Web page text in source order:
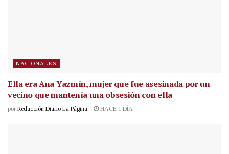
NACIONALES
Ella era Ana Yazmín, mujer que fue asesinada por un
vecino que mantenía una obsesión con ella
por Redacción Diario La Página HACE 1 DÍA